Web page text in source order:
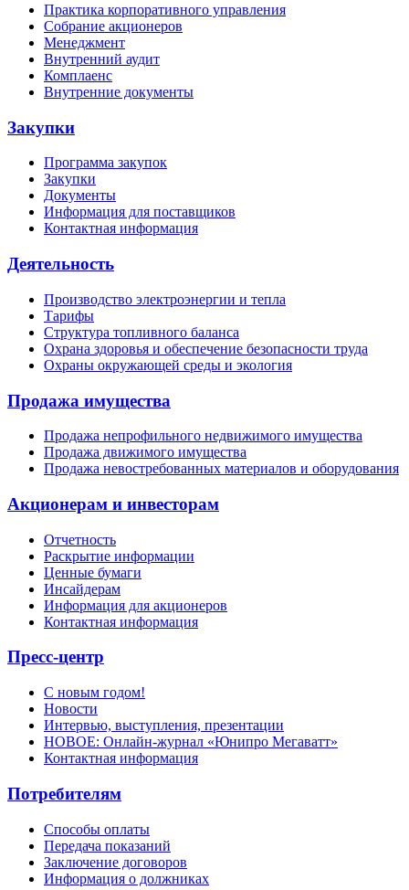
Практика корпоративного управления
Собрание акционеров
Менеджмент
Внутренний аудит
Комплаенс
Внутренние документы
Закупки
Программа закупок
Закупки
Документы
Информация для поставщиков
Контактная информация
Деятельность
Производство электроэнергии и тепла
Тарифы
Структура топливного баланса
Охрана здоровья и обеспечение безопасности труда
Охраны окружающей среды и экология
Продажа имущества
Продажа непрофильного недвижимого имущества
Продажа движимого имущества
Продажа невостребованных материалов и оборудования
Акционерам и инвесторам
Отчетность
Раскрытие информации
Ценные бумаги
Инсайдерам
Информация для акционеров
Контактная информация
Пресс-центр
С новым годом!
Новости
Интервью, выступления, презентации
НОВОЕ: Онлайн-журнал «Юнипро Мегаватт»
Контактная информация
Потребителям
Способы оплаты
Передача показаний
Заключение договоров
Информация о должниках